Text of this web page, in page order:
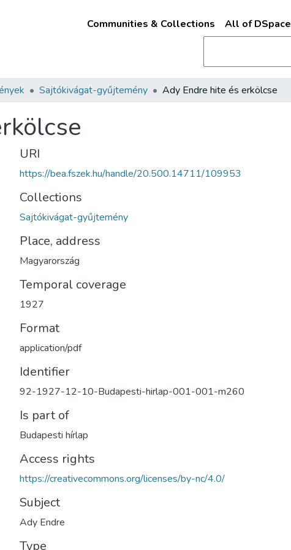
Communities & Collections All of DSpace
Sajtókivágat-gyűjtemény Ady Endre hite és erkölcse
URI
https://bea.fszek.hu/handle/20.500.14711/109953
Collections
Sajtókivágat-gyűjtemény
Place, address
Magyarország
Temporal coverage
1927
Format
application/pdf
Identifier
92-1927-12-10-Budapesti-hirlap-001-001-m260
Is part of
Budapesti hírlap
Access rights
https://creativecommons.org/licenses/by-nc/4.0/
Subject
Ady Endre
Type